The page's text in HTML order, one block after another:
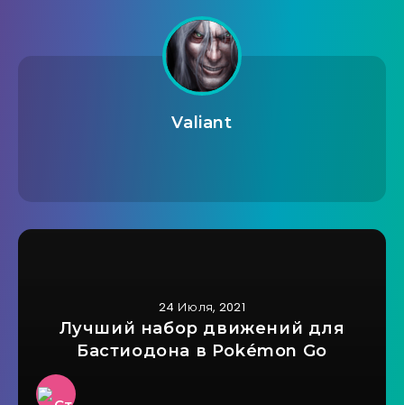
Valiant
24 Июля, 2021
Лучший набор движений для
Бастиодона в Pokémon Go